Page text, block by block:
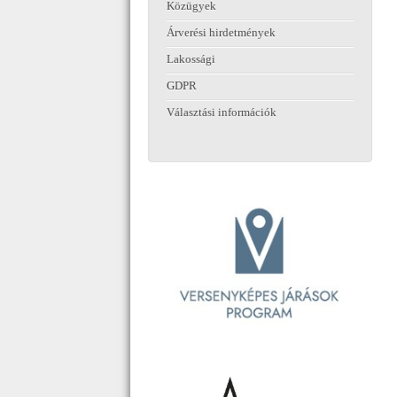
Közügyek
Árverési hirdetmények
Lakossági
GDPR
Választási információk